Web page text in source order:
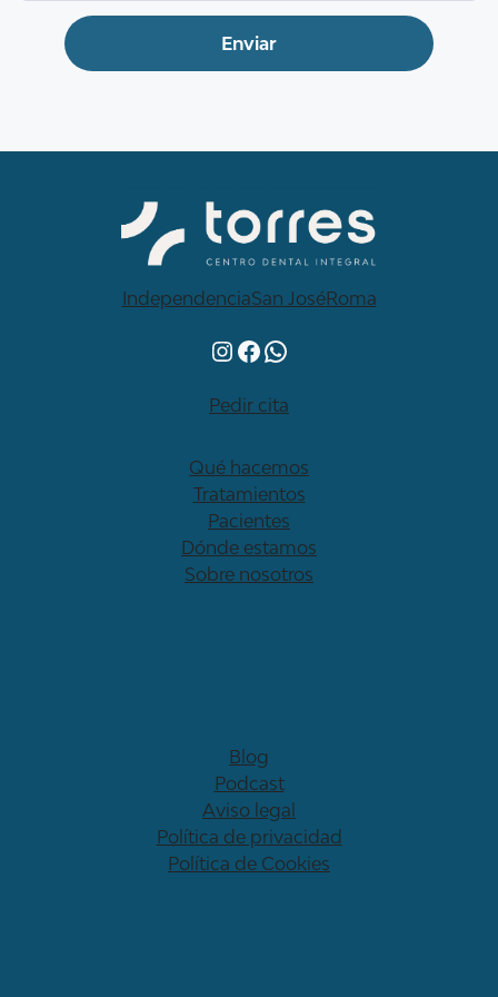
IndependenciaSan JoséRoma
Instagram
Facebook
WhatsApp
Pedir cita
Qué hacemos
Tratamientos
Pacientes
Dónde estamos
Sobre nosotros
Blog
Podcast
Aviso legal
Política de privacidad
Política de Cookies